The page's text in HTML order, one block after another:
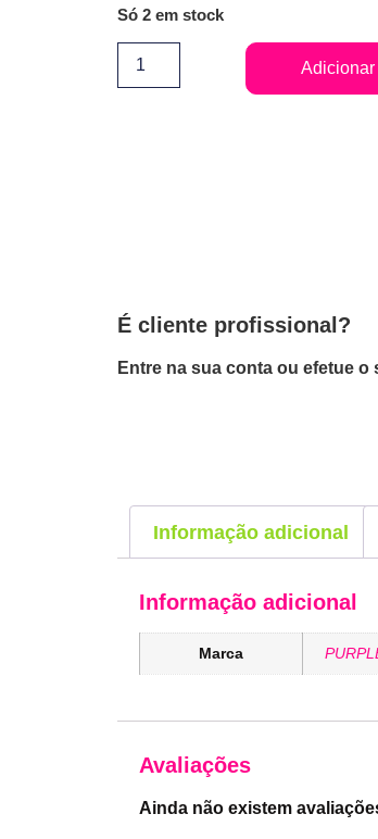
Só 2 em stock
Adicionar
É cliente profissional?
Entre na sua conta ou efetue
Informação adicional
Informação adicional
Marca
Avaliações
Ainda não existem